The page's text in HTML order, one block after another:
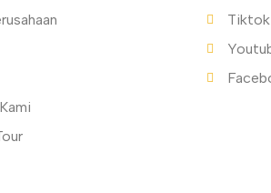
Tiktok